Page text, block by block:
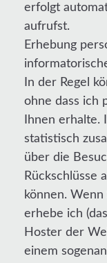
erfolgt
aufrufst.
Erhebung
In der Regel
ohne dass ich
Ihnen
statistisch
über die
Rückschlüsse
können.
erhebe ich
Hoster der
einem